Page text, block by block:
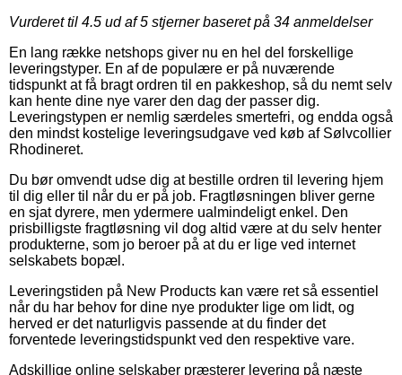
Vurderet til 4.5 ud af 5 stjerner baseret på 34 anmeldelser
En lang række netshops giver nu en hel del forskellige
leveringstyper. En af de populære er på nuværende
tidspunkt at få bragt ordren til en pakkeshop, så du nemt selv
kan hente dine nye varer den dag der passer dig.
Leveringstypen er nemlig særdeles smertefri, og endda også
den mindst kostelige leveringsudgave ved køb af Sølvcollier
Rhodineret.
Du bør omvendt udse dig at bestille ordren til levering hjem
til dig eller til når du er på job. Fragtløsningen bliver gerne
en sjat dyrere, men ydermere ualmindeligt enkel. Den
prisbilligste fragtløsning vil dog altid være at du selv henter
produkterne, som jo beroer på at du er lige ved internet
selskabets bopæl.
Leveringstiden på New Products kan være ret så essentiel
når du har behov for dine nye produkter lige om lidt, og
herved er det naturligvis passende at du finder det
forventede leveringstidspunkt ved den respektive vare.
Adskillige online selskaber præsterer levering på næste